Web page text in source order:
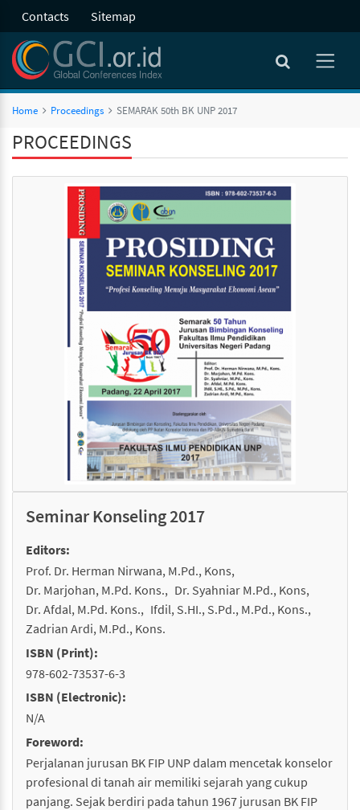
Contacts Sitemap
Home Proceedings SEMARAK 50th BK UNP 2017
PROCEEDINGS
Seminar Konseling 2017
Editors:
Prof. Dr. Herman Nirwana, M.Pd., Kons
Dr. Marjohan, M.Pd. Kons.
Dr. Syahniar M.Pd., Kons
Dr. Afdal, M.Pd. Kons.
Ifdil, S.HI., S.Pd., M.Pd., Kons.
Zadrian Ardi, M.Pd., Kons.
ISBN (Print):
978-602-73537-6-3
ISBN (Electronic):
N/A
Foreword:
Perjalanan jurusan BK FIP UNP dalam mencetak konselor
profesional di tanah air memiliki sejarah yang cukup
panjang. Sejak berdiri pada tahun 1967 jurusan BK FIP